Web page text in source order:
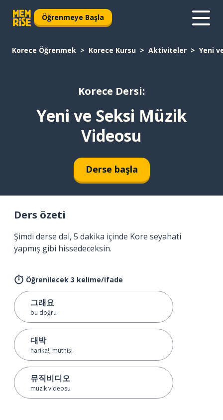
Öğrenmeye Başla
Korece Öğrenmek Korece Kursu Aktiviteler Yeni
Korece Dersi:
Yeni ve Seksi Müzik
Videosu
Derse başla
Ders özeti
Şimdi derse dal, 5 dakika içinde Kore seyahati
yapmış gibi hissedeceksin.
Öğrenilecek 3 kelime/ifade
그래요
bu doğru
대박
harika!; müthiş!
뮤직비디오
müzik videosu